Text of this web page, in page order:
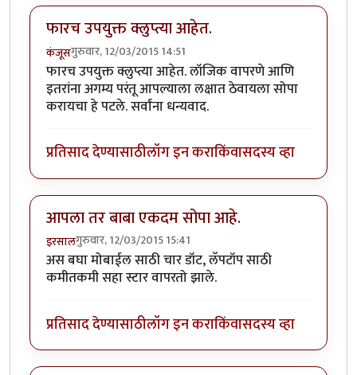
फारच उपयुक्त क्लुप्त्या आहेत.
कंजूसगुरुवार, 12/03/2015 14:51
फारच उपयुक्त क्लुप्त्या आहेत. लॉजिक वापरणे आणि
इतरांना अगम्य परंतू आपल्याला लक्षात ठेवायला सोपा
करायचा हे पटले. सर्वांना धन्यवाद.
प्रतिसाद देण्यासाठीलॉग इन कराकिंवासदस्य व्हा
आपला तर बाबा एकदम सोपा आहे.
इरसालगुरुवार, 12/03/2015 15:41
अस बघा मोबाईल साठी चार डॉट, लॅपटॉप साठी
कमीतकमी सहा स्टार वापरतो झाले.
प्रतिसाद देण्यासाठीलॉग इन कराकिंवासदस्य व्हा